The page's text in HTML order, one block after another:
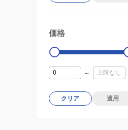
価格
0
～
クリア 適用